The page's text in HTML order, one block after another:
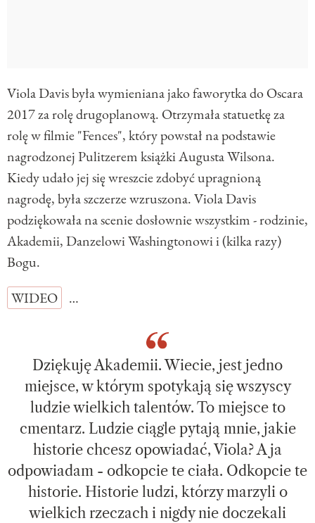
Viola Davis była wymieniana jako faworytka do Oscara
2017 za rolę drugoplanową. Otrzymała statuetkę za
rolę w filmie "Fences", który powstał na podstawie
nagrodzonej Pulitzerem książki Augusta Wilsona.
Kiedy udało jej się wreszcie zdobyć upragnioną
nagrodę, była szczerze wzruszona. Viola Davis
podziękowała na scenie dosłownie wszystkim - rodzinie,
Akademii, Danzelowi Washingtonowi i (kilka razy)
Bogu.
WIDEO
…
Dziękuję Akademii. Wiecie, jest jedno
miejsce, w którym spotykają się wszyscy
ludzie wielkich talentów. To miejsce to
cmentarz. Ludzie ciągle pytają mnie, jakie
historie chcesz opowiadać, Viola? A ja
odpowiadam - odkopcie te ciała. Odkopcie te
historie. Historie ludzi, którzy marzyli o
wielkich rzeczach i nigdy nie doczekali